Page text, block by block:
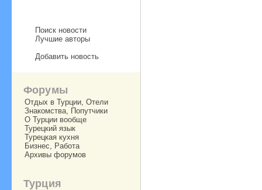
Поиск новости
Лучшие авторы
Добавить новость
Форумы
Отдых в Турции, Отели
Знакомства, Попутчики
О Турции вообще
Турецкий язык
Турецкая кухня
Бизнес, Работа
Архивы форумов
Турция